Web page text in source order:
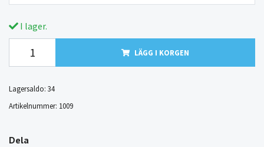
I lager.
LÄGG I KORGEN
Lagersaldo: 34
Artikelnummer: 1009
Dela